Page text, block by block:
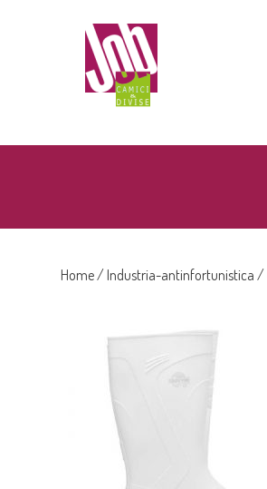
Home/ Industria-antinfortunistica /